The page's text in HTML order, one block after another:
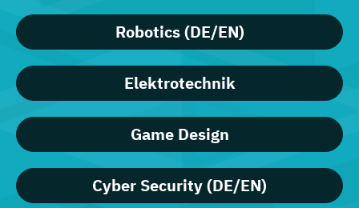
Robotics (DE/EN)
Elektrotechnik
Game Design
Cyber Security (DE/EN)